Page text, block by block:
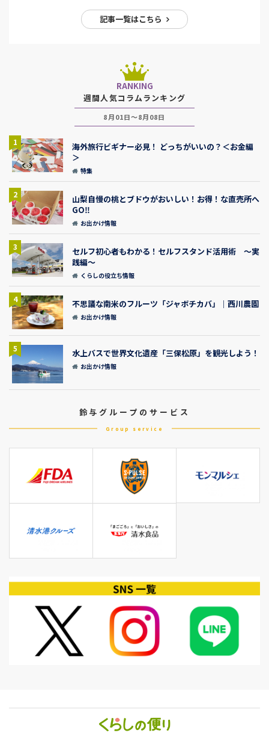
記事一覧はこちら
RANKING
週間人気コラムランキング
8月01日～8月08日
1
海外旅行ビギナー必見！ どっちがいいの？＜お金編
＞
特集
2
山梨自慢の桃とブドウがおいしい！お得！な直売所へ
GO‼
お出かけ情報
3
セルフ初心者もわかる！セルフスタンド活用術 ～実
践編～
くらしの役立ち情報
4 不思議な南米のフルーツ「ジャボチカバ」｜西川農園
お出かけ情報
5 水上バスで世界文化遺産「三保松原」を観光しよう！
お出かけ情報
鈴与グループのサービス
Group service